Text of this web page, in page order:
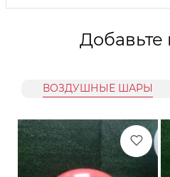
Добавьте
ВОЗДУШНЫЕ ШАРЫ